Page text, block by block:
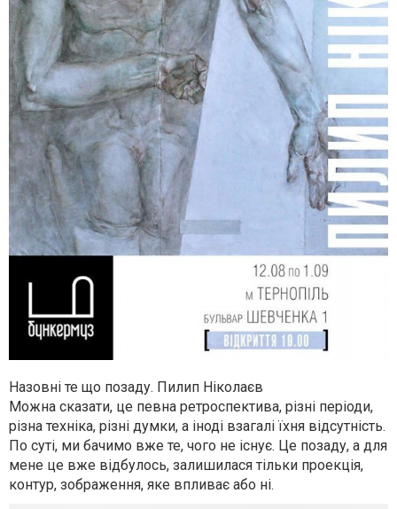
Назовні те що позаду. Пилип Ніколаєв
Можна сказати, це певна ретроспектива, різні періоди,
різна техніка, різні думки, а іноді взагалі їхня відсутність.
По суті, ми бачимо вже те, чого не існує. Це позаду, а для
мене це вже відбулось, залишилася тільки проекція,
контур, зображення, яке впливає або ні.